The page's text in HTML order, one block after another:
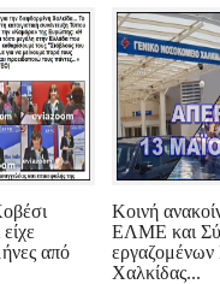
από
Κοινή
ΕΛΜΕ και
Χαλκίδας...